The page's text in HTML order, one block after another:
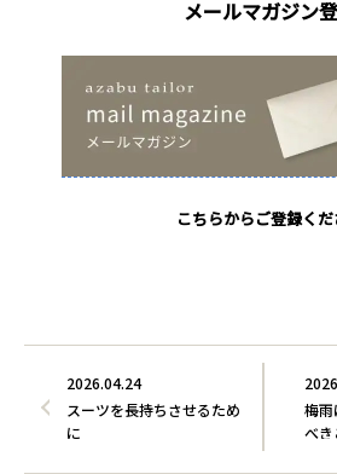
メールマガジン
こちらからご登録く
梅雨
べき
2026.04.24
スーツを長持ちさせるため
に